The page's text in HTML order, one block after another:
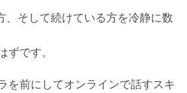
、そして続けている方を冷静に数
ずです。
を前にしてオンラインで話すスキ